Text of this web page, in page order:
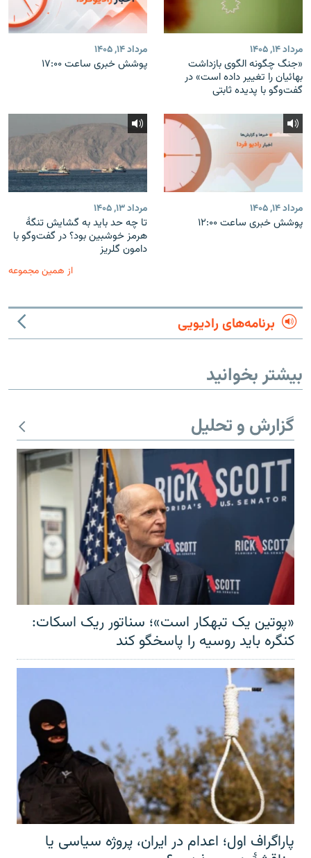
مرداد ۱۴, ۱۴۰۵
«جنگ چگونه الگوی بازداشت
بهائیان را تغییر داده است» در
گفت‌وگو با پدیده ثابتی
مرداد ۱۴, ۱۴۰۵
پوشش خبری ساعت ۱۷:۰۰
مرداد ۱۴, ۱۴۰۵
پوشش خبری ساعت ۱۲:۰۰
مرداد ۱۳, ۱۴۰۵
تا چه حد باید به گشایش تنگهٔ
هرمز خوشبین بود؟ در گفت‌وگو با
دامون گلریز
از همین مجموعه
برنامه‌های رادیویی
بیشتر بخوانید
گزارش و تحلیل
«پوتین یک تبهکار است»؛ سناتور ریک اسکات:
کنگره باید روسیه را پاسخگو کند
پاراگراف اول؛ اعدام در ایران، پروژه سیاسی یا